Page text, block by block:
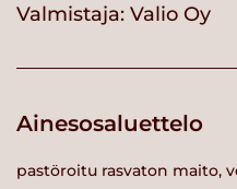
Valmistaja: Valio Oy
Ainesosaluettelo
pastöroitu rasvaton maito,